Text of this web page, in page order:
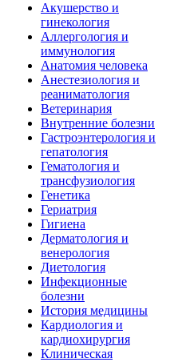
Акушерство и
гинекология
Аллергология и
иммунология
Анатомия человека
Анестезиология и
реаниматология
Ветеринария
Внутренние болезни
Гастроэнтерология и
гепатология
Гематология и
трансфузиология
Генетика
Гериатрия
Гигиена
Дерматология и
венерология
Диетология
Инфекционные
болезни
История медицины
Кардиология и
кардиохирургия
Клиническая